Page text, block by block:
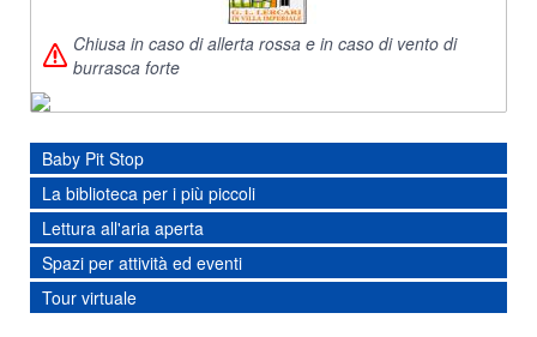
Chiusa in caso di allerta rossa e in caso di vento di
burrasca forte
Baby Pit Stop
La biblioteca per i più piccoli
Lettura all'aria aperta
Spazi per attività ed eventi
Tour virtuale